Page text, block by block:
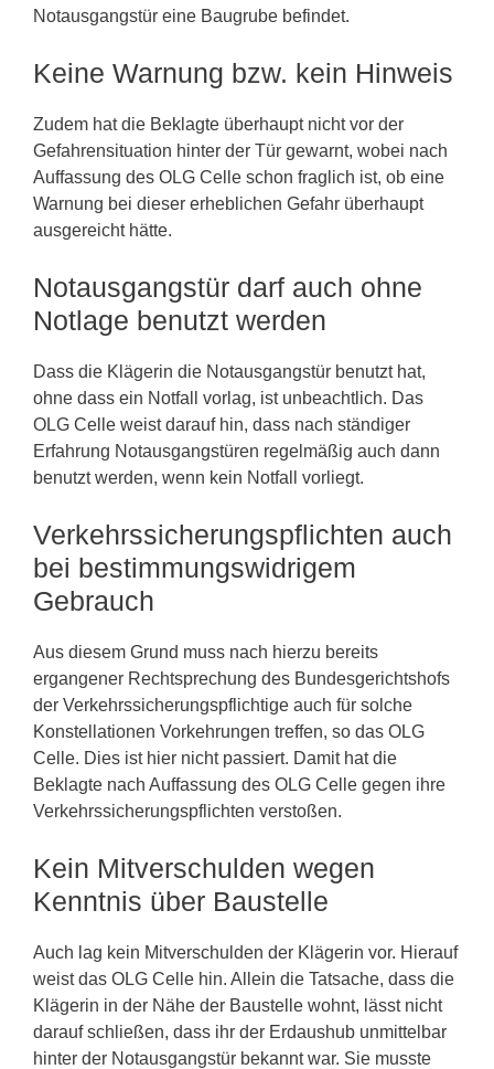
Notausgangstür eine Baugrube befindet.
Keine Warnung bzw. kein Hinweis
Zudem hat die Beklagte überhaupt nicht vor der
Gefahrensituation hinter der Tür gewarnt, wobei nach
Auffassung des OLG Celle schon fraglich ist, ob eine
Warnung bei dieser erheblichen Gefahr überhaupt
ausgereicht hätte.
Notausgangstür darf auch ohne
Notlage benutzt werden
Dass die Klägerin die Notausgangstür benutzt hat,
ohne dass ein Notfall vorlag, ist unbeachtlich. Das
OLG Celle weist darauf hin, dass nach ständiger
Erfahrung Notausgangstüren regelmäßig auch dann
benutzt werden, wenn kein Notfall vorliegt.
Verkehrssicherungspflichten auch
bei bestimmungswidrigem
Gebrauch
Aus diesem Grund muss nach hierzu bereits
ergangener Rechtsprechung des Bundesgerichtshofs
der Verkehrssicherungspflichtige auch für solche
Konstellationen Vorkehrungen treffen, so das OLG
Celle. Dies ist hier nicht passiert. Damit hat die
Beklagte nach Auffassung des OLG Celle gegen ihre
Verkehrssicherungspflichten verstoßen.
Kein Mitverschulden wegen
Kenntnis über Baustelle
Auch lag kein Mitverschulden der Klägerin vor. Hierauf
weist das OLG Celle hin. Allein die Tatsache, dass die
Klägerin in der Nähe der Baustelle wohnt, lässt nicht
darauf schließen, dass ihr der Erdaushub unmittelbar
hinter der Notausgangstür bekannt war. Sie musste